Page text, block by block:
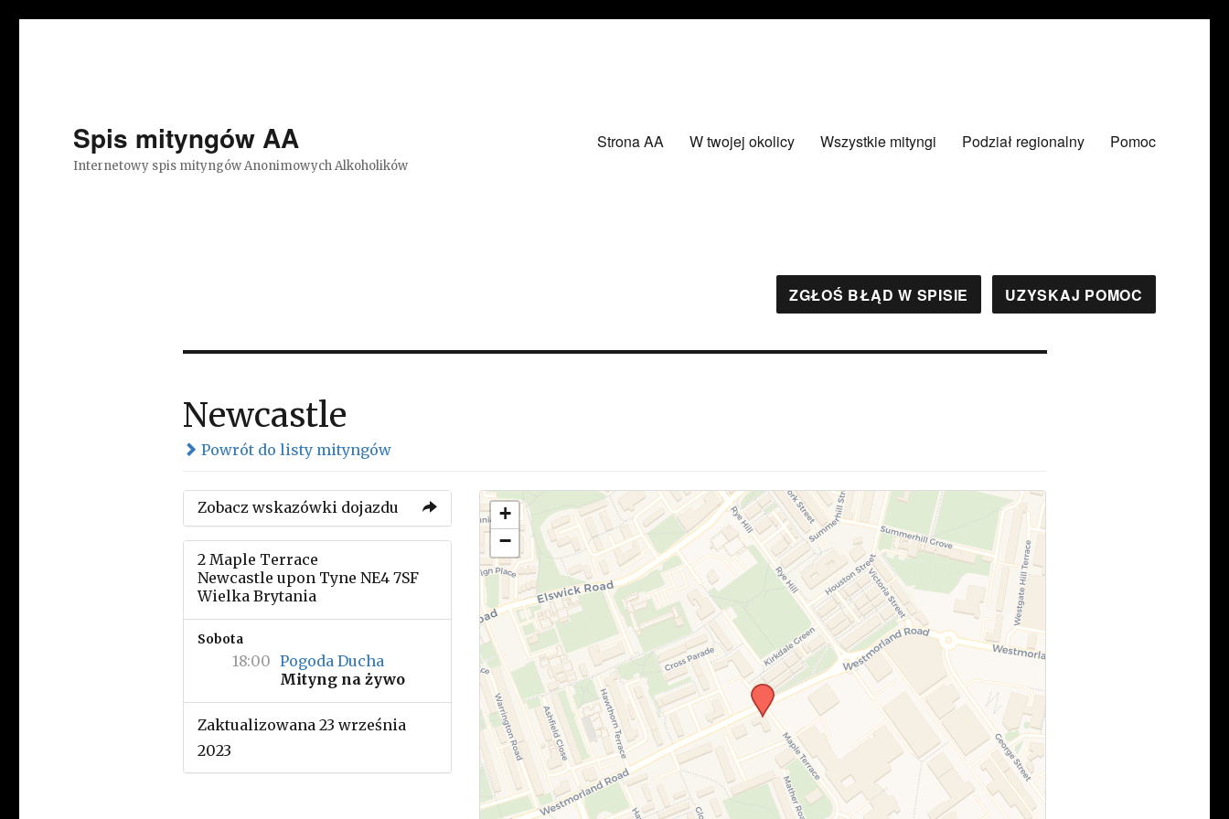
Spis mityngów AA
Internetowy spis mityngów Anonimowych Alkoholików
Strona AA W twojej okolicy Wszystkie mityngi Podział regionalny Pomoc
ZGŁOŚ BŁĄD W SPISIE UZYSKAJ POMOC
Newcastle
Powrót do listy mityngów
Zobacz wskazówki dojazdu
2 Maple Terrace
Newcastle upon Tyne NE4 7SF
Wielka Brytania
Sobota
18:00 Pogoda Ducha
Mityng na żywo
Zaktualizowana 23 września
2023
+
−